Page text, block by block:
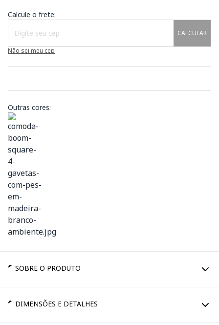
Calcule o frete:
CALCULAR
Não sei meu cep
Outras cores:
SOBRE O PRODUTO
DIMENSÕES E DETALHES